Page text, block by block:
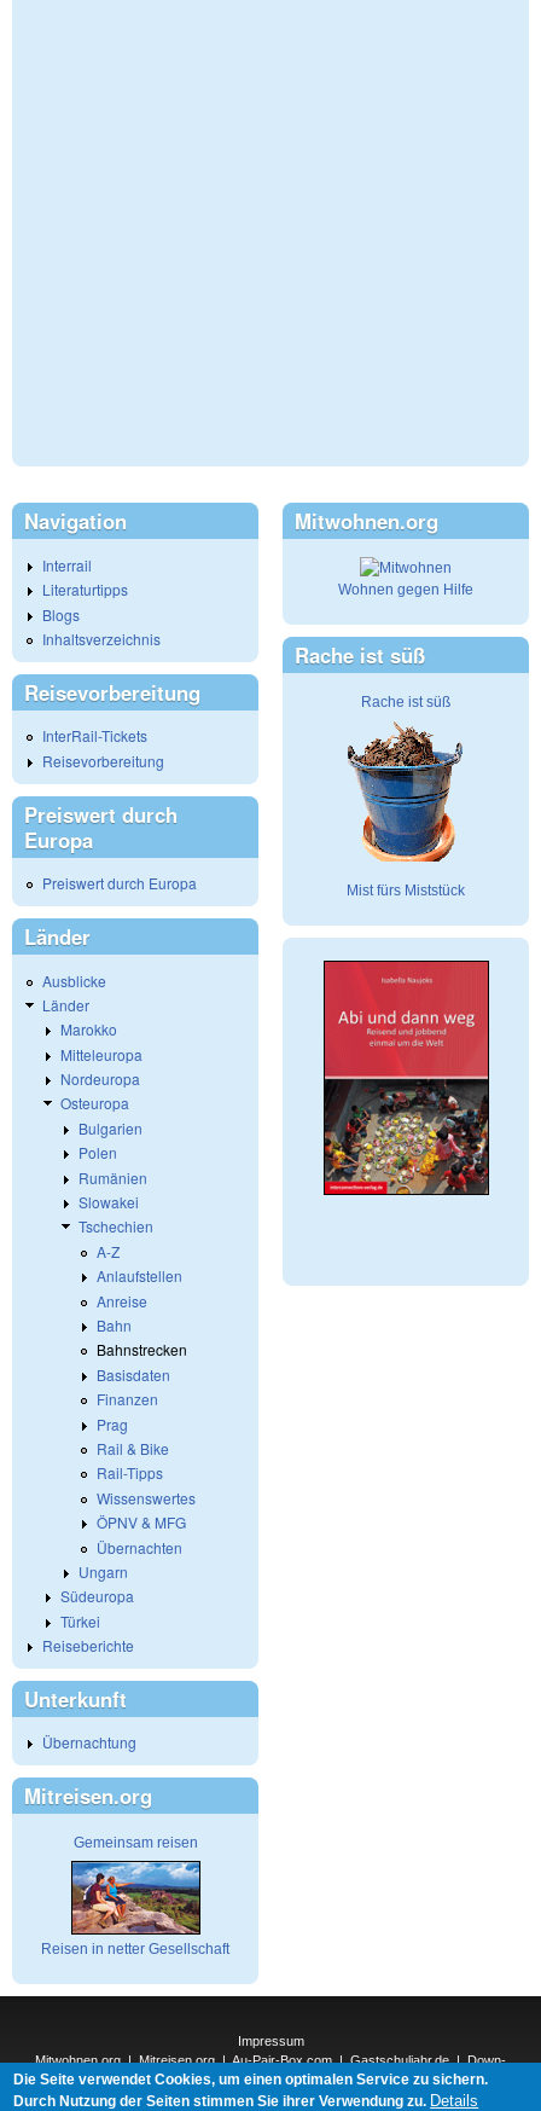
Navigation
Interrail
Literaturtipps
Blogs
Inhaltsverzeichnis
Reisevorbereitung
InterRail-Tickets
Reisevorbereitung
Preiswert durch
Europa
Preiswert durch Europa
Länder
Ausblicke
Länder
Marokko
Mitteleuropa
Nordeuropa
Osteuropa
Bulgarien
Polen
Rumänien
Slowakei
Tschechien
A-Z
Anlaufstellen
Anreise
Bahn
Bahnstrecken
Basisdaten
Finanzen
Prag
Rail & Bike
Rail-Tipps
Wissenswertes
ÖPNV & MFG
Übernachten
Ungarn
Südeuropa
Türkei
Reiseberichte
Unterkunft
Übernachtung
Mitreisen.org
Gemeinsam reisen
Reisen in netter Gesellschaft
Mitwohnen.org
Wohnen gegen Hilfe
Rache ist süß
Rache ist süß
Mist fürs Miststück
Impressum
Mitwohnen.org|Mitreisen.org|Au-Pair-Box.com|Gastschuljahr.de|Down-
Under.org |Elderpair.com|
Interconnections-Verlag.de|Natur-und-Umwelt.org|ReiseTops.com|
Die Seite verwendet Cookies, um einen optimalen Service zu sichern.
Durch Nutzung der Seiten stimmen Sie ihrer Verwendung zu. Details